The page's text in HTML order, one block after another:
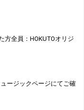
方全員：HOKUTOオリジ
ージックページにてご確